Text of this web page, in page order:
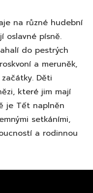
na různé hudební
oslavné písně.
do pestrých
a meruněk,
Děti
které jim mají
je Tết naplněn
setkáními,
a rodinnou